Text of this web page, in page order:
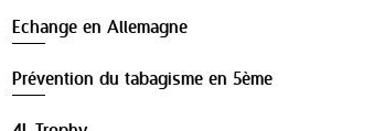
Echange en Allemagne
Prévention du tabagisme en 5ème